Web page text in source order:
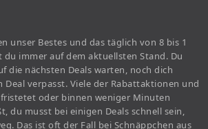
unser Bestes und das täglich von 8 bis 1
du immer auf dem aktuellsten Stand. Du
die nächsten Deals warten, noch dich
Deal verpasst. Viele der Rabattaktionen und
oder binnen weniger Minuten
du musst bei einigen Deals schnell sein,
Das ist oft der Fall bei Schnäppchen aus